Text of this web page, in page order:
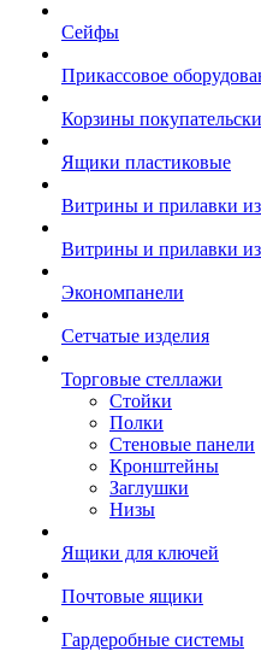
Сейфы
Прикассовое
Корзины
Ящики пластиковые
Витрины и прилавки
Витрины и прилавки
Экономпанели
Сетчатые изделия
Торговые стеллажи
Стойки
Полки
Стеновые панели
Кронштейны
Заглушки
Низы
Ящики для ключей
Почтовые ящики
Гардеробные системы